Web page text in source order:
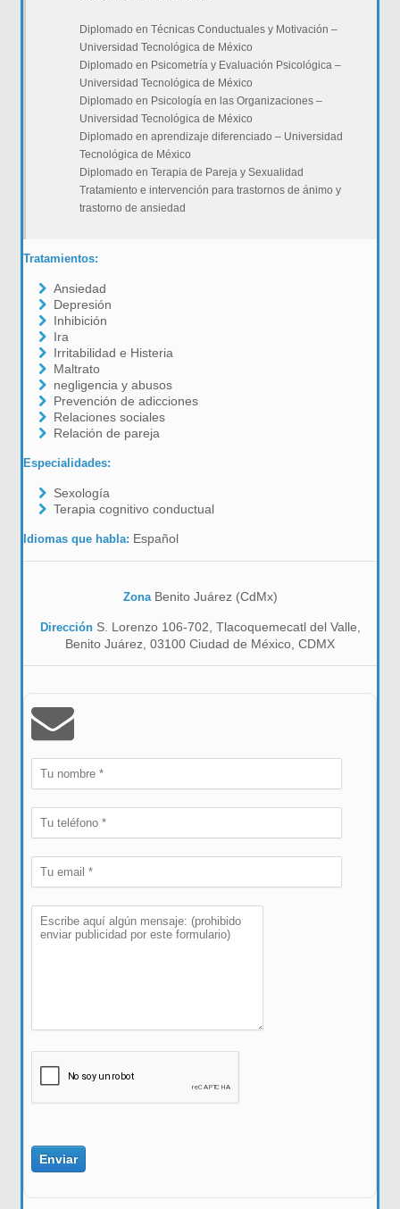
Diplomado en Técnicas Conductuales y Motivación –
Universidad Tecnológica de México
Diplomado en Psicometría y Evaluación Psicológica –
Universidad Tecnológica de México
Diplomado en Psicología en las Organizaciones –
Universidad Tecnológica de México
Diplomado en aprendizaje diferenciado – Universidad
Tecnológica de México
Diplomado en Terapia de Pareja y Sexualidad
Tratamiento e intervención para trastornos de ánimo y
trastorno de ansiedad
Tratamientos:
Ansiedad
Depresión
Inhibición
Ira
Irritabilidad e Histeria
Maltrato
negligencia y abusos
Prevención de adicciones
Relaciones sociales
Relación de pareja
Especialidades:
Sexología
Terapia cognitivo conductual
Idiomas que habla: Español
Zona Benito Juárez (CdMx)
DirecciónS. Lorenzo 106-702, Tlacoquemecatl del Valle,
Benito Juárez, 03100 Ciudad de México, CDMX